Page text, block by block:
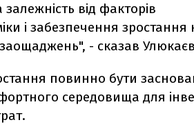
від факторів
і забезпечення зростання
заощаджень", - сказав
повинно бути
середовища для